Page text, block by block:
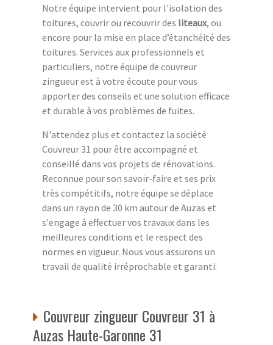
Notre équipe intervient pour l'isolation des
toitures, couvrir ou recouvrir des liteaux, ou
encore pour la mise en place d’étanchéité des
toitures. Services aux professionnels et
particuliers, notre équipe de couvreur
zingueur est à votre écoute pour vous
apporter des conseils et une solution efficace
et durable à vos problèmes de fuites.
N'attendez plus et contactez la société
Couvreur 31 pour être accompagné et
conseillé dans vos projets de rénovations.
Reconnue pour son savoir-faire et ses prix
très compétitifs, notre équipe se déplace
dans un rayon de 30 km autour de Auzas et
s'engage à effectuer vos travaux dans les
meilleures conditions et le respect des
normes en vigueur. Nous vous assurons un
travail de qualité irréprochable et garanti.
Couvreur zingueur Couvreur 31 à
Auzas Haute-Garonne 31